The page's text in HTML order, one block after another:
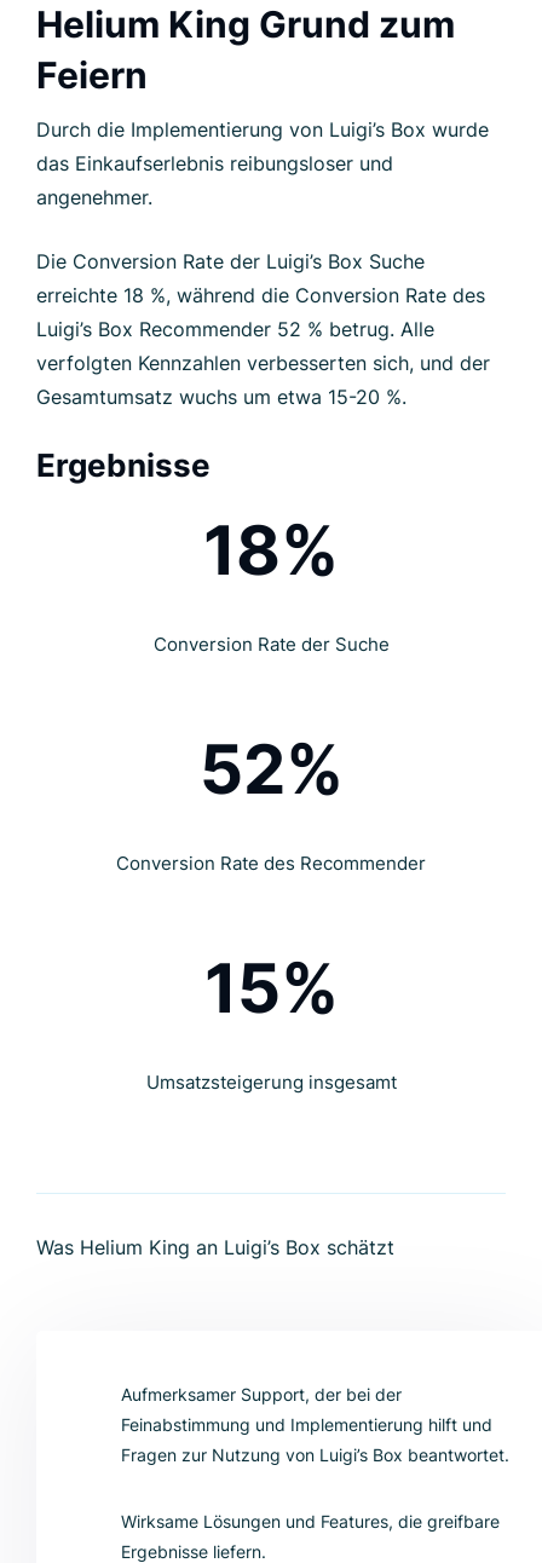
Helium King Grund zum
Feiern
Durch die Implementierung von Luigi’s Box wurde
das Einkaufserlebnis reibungsloser und
angenehmer.
Die Conversion Rate der Luigi’s Box Suche
erreichte 18 %, während die Conversion Rate des
Luigi’s Box Recommender 52 % betrug. Alle
verfolgten Kennzahlen verbesserten sich, und der
Gesamtumsatz wuchs um etwa 15-20 %.
Ergebnisse
18%
Conversion Rate der Suche
52%
Conversion Rate des Recommender
15%
Umsatzsteigerung insgesamt
Was Helium King an Luigi’s Box schätzt
Aufmerksamer Support, der bei der
Feinabstimmung und Implementierung hilft und
Fragen zur Nutzung von Luigi’s Box beantwortet.
Wirksame Lösungen und Features, die greifbare
Ergebnisse liefern.